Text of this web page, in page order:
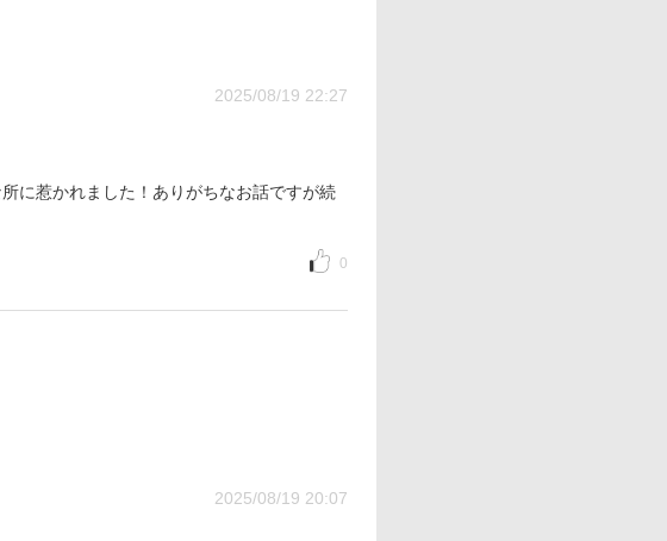
2025/08/19 22:27
に惹かれました！ありがちなお話ですが続
0
2025/08/19 20:07